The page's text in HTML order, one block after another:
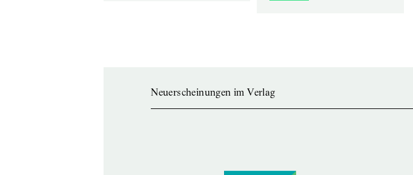
Neuerscheinungen im Verlag